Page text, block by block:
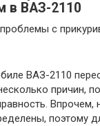
в ВАЗ-2110
ВАЗ-2110
причин,
Впрочем,
поэтому